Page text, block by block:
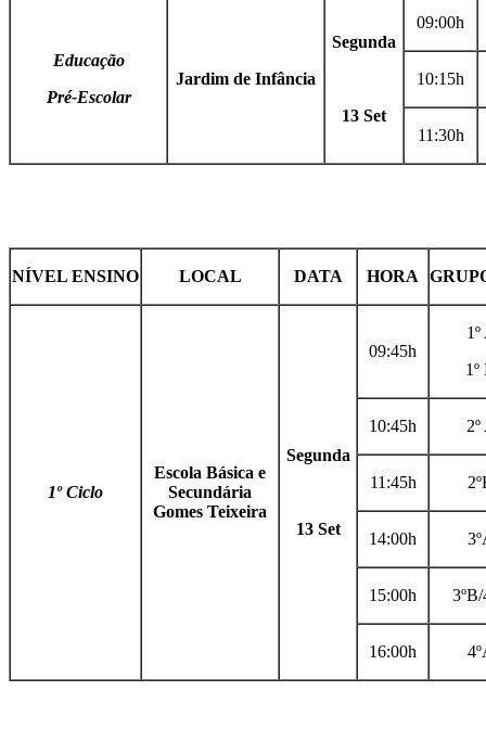
Educação
Pré-Escolar
Jardim de Infância
Segunda
13 Set
09:00h
10:15h
11:30h
NÍVEL ENSINO LOCAL DATA HORA
1º Ciclo
Escola Básica e
Secundária
Gomes Teixeira
Segunda
13 Set
09:45h
10:45h
11:45h
14:00h
15:00h
16:00h